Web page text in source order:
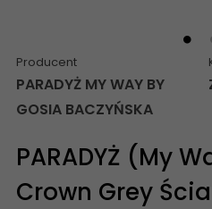
Producent
PARADYŻ MY WAY BY
GOSIA BACZYŃSKA
PARADYŻ (My
Crown Grey